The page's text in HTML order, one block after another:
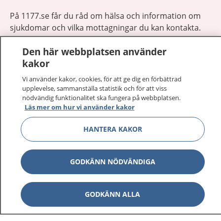
På 1177.se får du råd om hälsa och information om
sjukdomar och vilka mottagningar du kan kontakta.
Logga in för att läsa din journal och göra dina
vårdärenden. Ring telefonnummer 1177 för
sjukvårdsrådgivning dygnet runt.
1177 ger dig råd när du vill må bättre.
1177 på flera språk Visa
Om 1177 Visa
Kontakt Visa
Den här webbplatsen använder
kakor
Vi använder kakor, cookies, för att ge dig en förbättrad
upplevelse, sammanställa statistik och för att viss
nödvändig funktionalitet ska fungera på webbplatsen.
Läs mer om hur vi använder kakor
HANTERA KAKOR
GODKÄNN NÖDVÄNDIGA
GODKÄNN ALLA